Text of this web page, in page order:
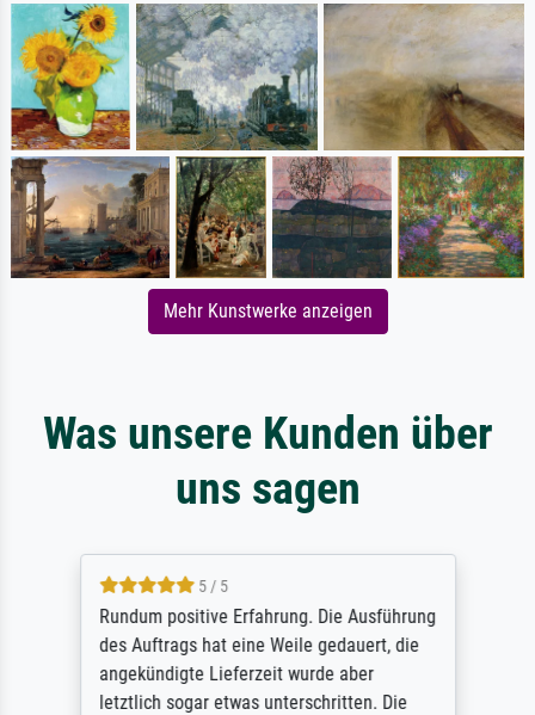
Mehr Kunstwerke anzeigen
Was unsere Kunden über
uns sagen
5 / 5
Rundum positive Erfahrung. Die Ausführung
des Auftrags hat eine Weile gedauert, die
angekündigte Lieferzeit wurde aber
letztlich sogar etwas unterschritten. Die